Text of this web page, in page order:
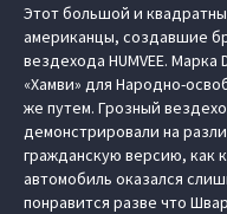
Этот большой и
американцы, создавшие
вездехода HUMVEE.
«Хамви» для Народно-
же путем. Грозный
демонстрировали на
гражданскую версию, как
автомобиль оказался
понравится разве что